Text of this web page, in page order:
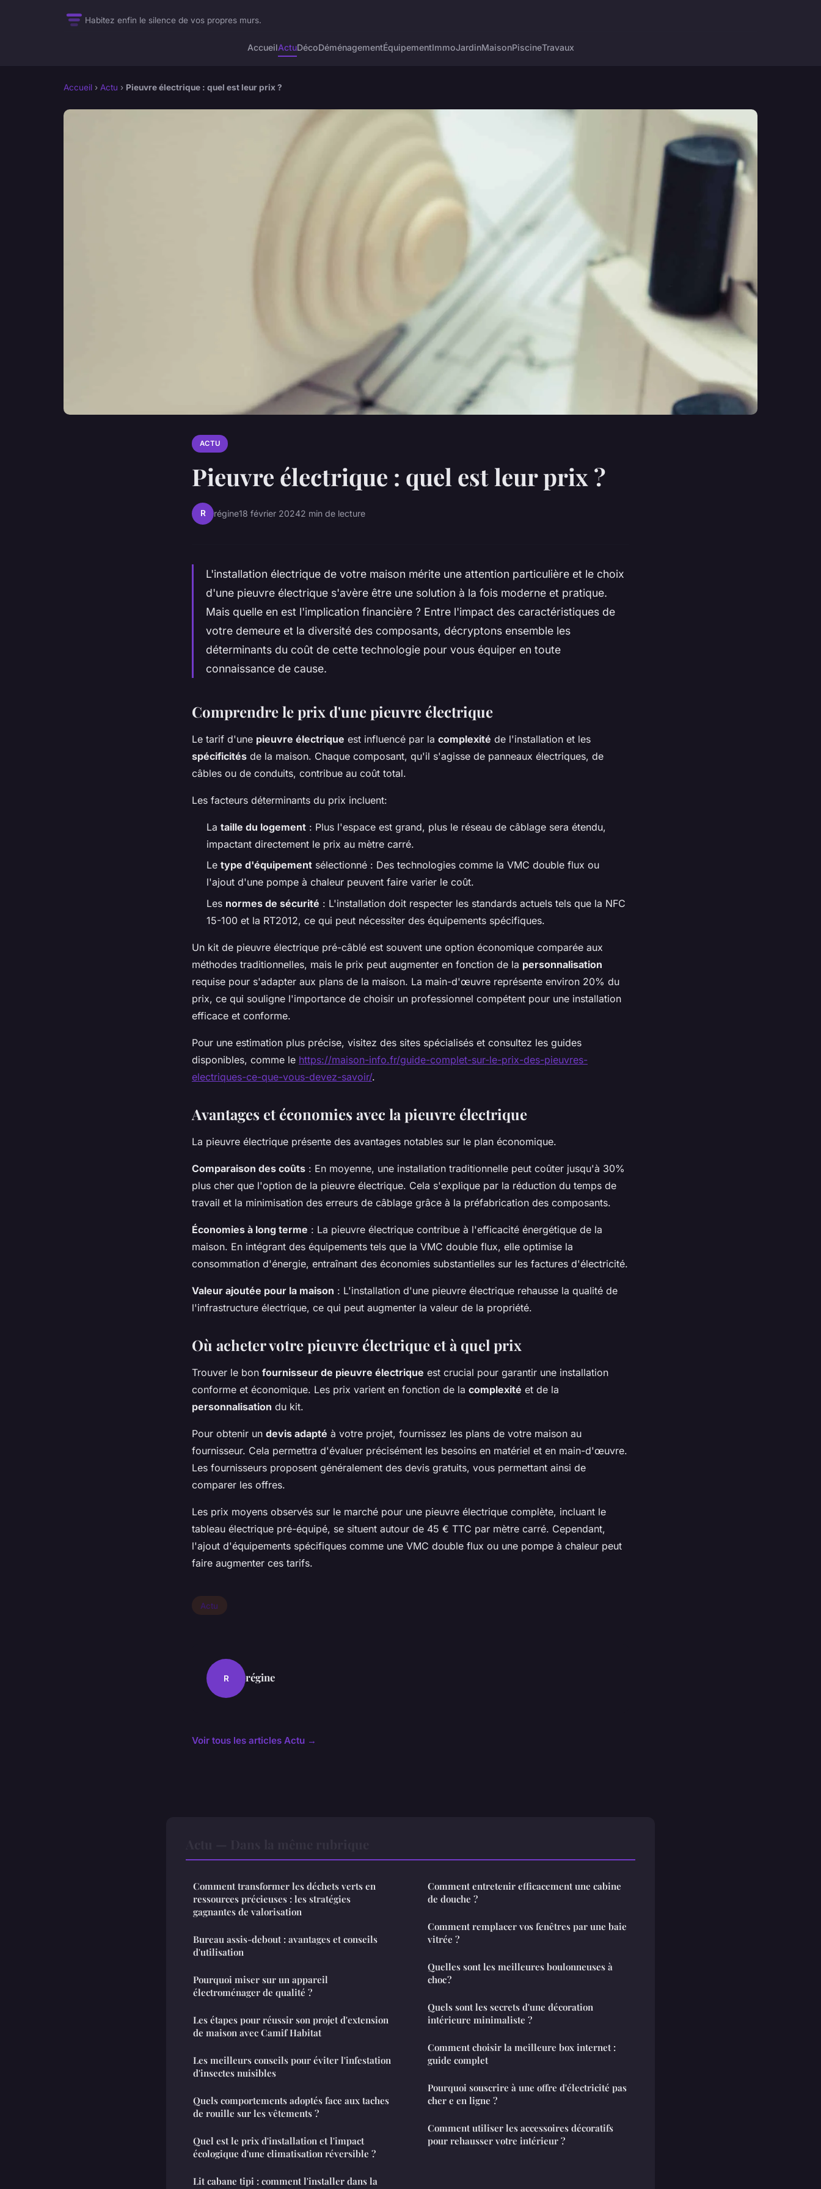
Habitez enfin le silence de vos propres murs.
AccueilActuDécoDéménagementÉquipementImmoJardinMaisonPiscineTravaux
Accueil › Actu › Pieuvre électrique : quel est leur prix ?
ACTU
Pieuvre électrique : quel est leur prix ?
R régine18 février 20242 min de lecture
L'installation électrique de votre maison mérite une attention particulière et le choix
d'une pieuvre électrique s'avère être une solution à la fois moderne et pratique.
Mais quelle en est l'implication financière ? Entre l'impact des caractéristiques de
votre demeure et la diversité des composants, décryptons ensemble les
déterminants du coût de cette technologie pour vous équiper en toute
connaissance de cause.
Comprendre le prix d'une pieuvre électrique
Le tarif d'une pieuvre électrique est influencé par la complexité de l'installation et les
spécificités de la maison. Chaque composant, qu'il s'agisse de panneaux électriques, de
câbles ou de conduits, contribue au coût total.
Les facteurs déterminants du prix incluent:
La taille du logement : Plus l'espace est grand, plus le réseau de câblage sera étendu,
impactant directement le prix au mètre carré.
Le type d'équipement sélectionné : Des technologies comme la VMC double flux ou
l'ajout d'une pompe à chaleur peuvent faire varier le coût.
Les normes de sécurité : L'installation doit respecter les standards actuels tels que la NFC
15-100 et la RT2012, ce qui peut nécessiter des équipements spécifiques.
Un kit de pieuvre électrique pré-câblé est souvent une option économique comparée aux
méthodes traditionnelles, mais le prix peut augmenter en fonction de la personnalisation
requise pour s'adapter aux plans de la maison. La main-d'œuvre représente environ 20% du
prix, ce qui souligne l'importance de choisir un professionnel compétent pour une installation
efficace et conforme.
Pour une estimation plus précise, visitez des sites spécialisés et consultez les guides
disponibles, comme le https://maison-info.fr/guide-complet-sur-le-prix-des-pieuvres-
electriques-ce-que-vous-devez-savoir/.
Avantages et économies avec la pieuvre électrique
La pieuvre électrique présente des avantages notables sur le plan économique.
Comparaison des coûts : En moyenne, une installation traditionnelle peut coûter jusqu'à 30%
plus cher que l'option de la pieuvre électrique. Cela s'explique par la réduction du temps de
travail et la minimisation des erreurs de câblage grâce à la préfabrication des composants.
Économies à long terme : La pieuvre électrique contribue à l'efficacité énergétique de la
maison. En intégrant des équipements tels que la VMC double flux, elle optimise la
consommation d'énergie, entraînant des économies substantielles sur les factures d'électricité.
Valeur ajoutée pour la maison : L'installation d'une pieuvre électrique rehausse la qualité de
l'infrastructure électrique, ce qui peut augmenter la valeur de la propriété.
Où acheter votre pieuvre électrique et à quel prix
Trouver le bon fournisseur de pieuvre électrique est crucial pour garantir une installation
conforme et économique. Les prix varient en fonction de la complexité et de la
personnalisation du kit.
Pour obtenir un devis adapté à votre projet, fournissez les plans de votre maison au
fournisseur. Cela permettra d'évaluer précisément les besoins en matériel et en main-d'œuvre.
Les fournisseurs proposent généralement des devis gratuits, vous permettant ainsi de
comparer les offres.
Les prix moyens observés sur le marché pour une pieuvre électrique complète, incluant le
tableau électrique pré-équipé, se situent autour de 45 € TTC par mètre carré. Cependant,
l'ajout d'équipements spécifiques comme une VMC double flux ou une pompe à chaleur peut
faire augmenter ces tarifs.
Actu
R régine
Voir tous les articles Actu →
Comment transformer les déchets verts en
ressources précieuses : les stratégies
gagnantes de valorisation
Bureau assis-debout : avantages et conseils
d'utilisation
Pourquoi miser sur un appareil
électroménager de qualité ?
Les étapes pour réussir son projet d'extension
de maison avec Camif Habitat
Les meilleurs conseils pour éviter l'infestation
d'insectes nuisibles
Quels comportements adoptés face aux taches
de rouille sur les vêtements ?
Quel est le prix d'installation et l'impact
écologique d'une climatisation réversible ?
Lit cabane tipi : comment l'installer dans la
Comment entretenir efficacement une cabine
de douche ?
Comment remplacer vos fenêtres par une baie
vitrée ?
Quelles sont les meilleures boulonneuses à
choc ?
Quels sont les secrets d'une décoration
intérieure minimaliste ?
Comment choisir la meilleure box internet :
guide complet
Pourquoi souscrire à une offre d'électricité pas
cher e en ligne ?
Comment utiliser les accessoires décoratifs
pour rehausser votre intérieur ?